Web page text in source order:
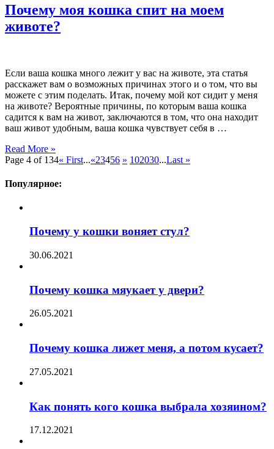
Почему моя кошка спит на моем
животе?
Если ваша кошка много лежит у вас на животе, эта статья
расскажет вам о возможных причинах этого и о том, что вы
можете с этим поделать. Итак, почему мой кот сидит у меня
на животе? Вероятные причины, по которым ваша кошка
садится к вам на живот, заключаются в том, что она находит
ваш живот удобным, ваша кошка чувствует себя в …
Read More »
Page 4 of 134« First...«23456 » 102030...Last »
Популярное:
Почему у кошки воняет стул?
30.06.2021
Почему кошка мяукает у двери?
26.05.2021
Почему кошка лижет меня, а потом кусает?
27.05.2021
Как понять кого кошка выбрала хозяином?
17.12.2021